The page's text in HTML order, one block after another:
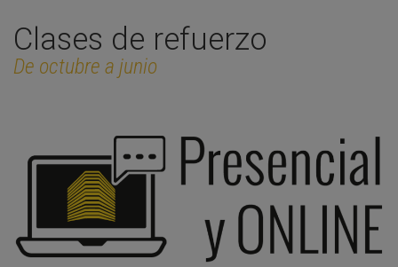
Clases de refuerzo
De octubre a junio